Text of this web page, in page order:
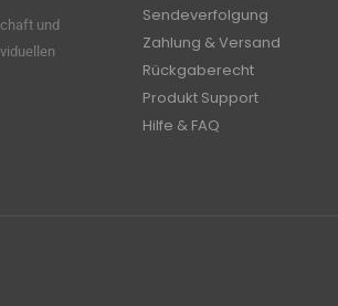
und
Sendeverfolgung
Zahlung & Versand
Rückgaberecht
Produkt Support
Hilfe & FAQ